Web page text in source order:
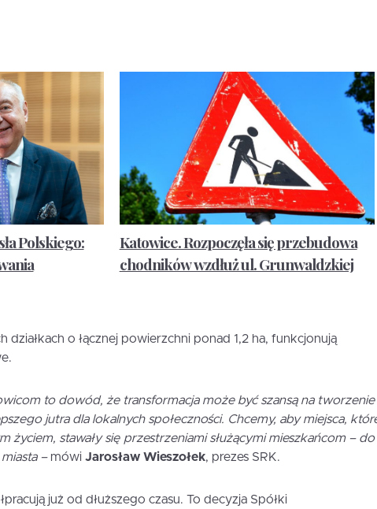
Polskiego:
Katowice. Rozpoczęła się przebudowa
chodników wzdłuż ul. Grunwaldzkiej
działkach o łącznej powierzchni ponad 1,2 ha, funkcjonują
to dowód, że transformacja może być szansą na tworzenie
jutra dla lokalnych społeczności. Chcemy, aby miejsca,
życiem, stawały się przestrzeniami służącymi mieszkańcom – do
–mówi Jarosław Wieszołek, prezes SRK.
już od dłuższego czasu. To decyzja Spółki